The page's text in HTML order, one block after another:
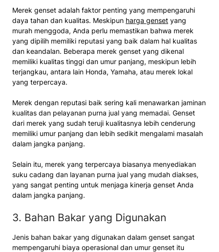
Merek genset adalah faktor penting yang mempengaruhi
daya tahan dan kualitas. Meskipun harga genset yang
murah menggoda, Anda perlu memastikan bahwa merek
yang dipilih memiliki reputasi yang baik dalam hal kualitas
dan keandalan. Beberapa merek genset yang dikenal
memiliki kualitas tinggi dan umur panjang, meskipun lebih
terjangkau, antara lain Honda, Yamaha, atau merek lokal
yang terpercaya.
Merek dengan reputasi baik sering kali menawarkan jaminan
kualitas dan pelayanan purna jual yang memadai. Genset
dari merek yang sudah teruji kualitasnya lebih cenderung
memiliki umur panjang dan lebih sedikit mengalami masalah
dalam jangka panjang.
Selain itu, merek yang terpercaya biasanya menyediakan
suku cadang dan layanan purna jual yang mudah diakses,
yang sangat penting untuk menjaga kinerja genset Anda
dalam jangka panjang.
3. Bahan Bakar yang Digunakan
Jenis bahan bakar yang digunakan dalam genset sangat
mempengaruhi biaya operasional dan umur genset itu